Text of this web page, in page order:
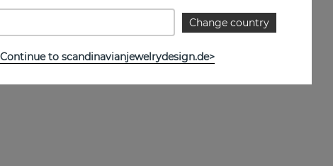
Change country
Continue to scandinavianjewelrydesign.de>